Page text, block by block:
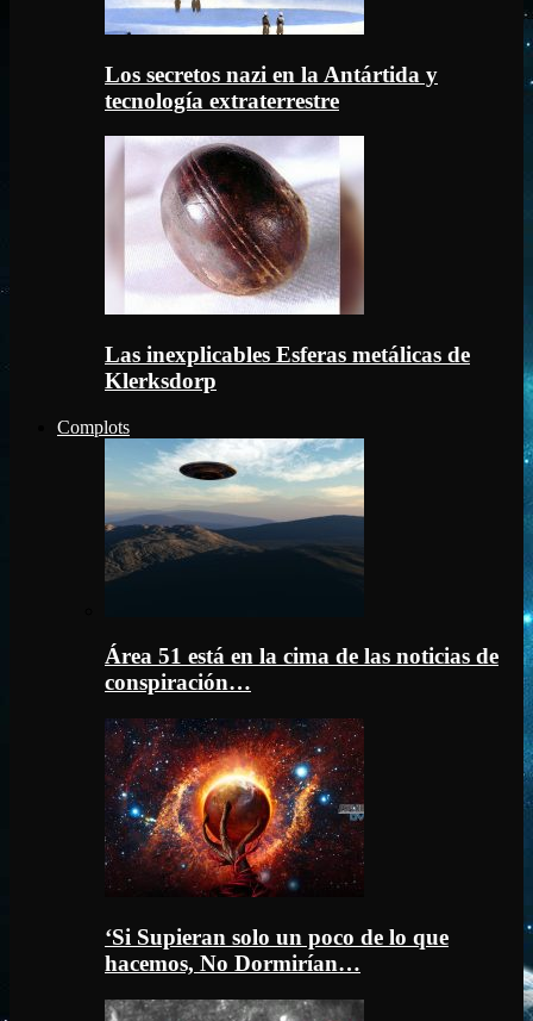
Los secretos nazi en la Antártida y
tecnología extraterrestre
Las inexplicables Esferas metálicas de
Klerksdorp
Complots
Área 51 está en la cima de las noticias de
conspiración…
‘Si Supieran solo un poco de lo que
hacemos, No Dormirían…